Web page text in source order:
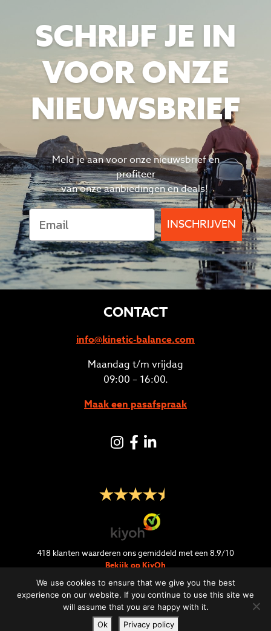
SCHRIJF JE IN
VOOR ONZE
NIEUWSBRIEF
Meld je aan voor onze nieuwsbrief en
profiteer
vanonze aanbiedingen en deals!
INSCHRIJVEN
CONTACT
info@kinetic-balance.com
Maandag t/m vrijdag
09:00 – 16:00.
Maak een pasafspraak
Instagram
Facebook
LinkedIN
418 klanten waarderen ons gemiddeld met een 8.9/10
Bekijk op KiyOh
We use cookies to ensure that we give you the best
experience on our website. If you continue to use this site we
will assume that you are happy with it.
Ok
Privacy policy